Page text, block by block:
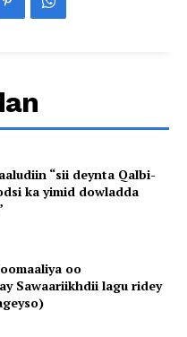
“sii deynta Qalbi-
ka yimid dowladda
oo
Sawaariikhdii lagu ridey